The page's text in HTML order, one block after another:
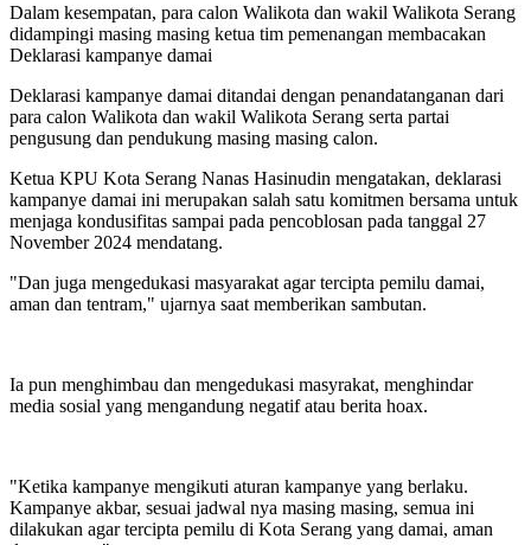
Dalam kesempatan, para calon Walikota dan wakil Walikota Serang
didampingi masing masing ketua tim pemenangan membacakan
Deklarasi kampanye damai
Deklarasi kampanye damai ditandai dengan penandatanganan dari
para calon Walikota dan wakil Walikota Serang serta partai
pengusung dan pendukung masing masing calon.
Ketua KPU Kota Serang Nanas Hasinudin mengatakan, deklarasi
kampanye damai ini merupakan salah satu komitmen bersama untuk
menjaga kondusifitas sampai pada pencoblosan pada tanggal 27
November 2024 mendatang.
"Dan juga mengedukasi masyarakat agar tercipta pemilu damai,
aman dan tentram," ujarnya saat memberikan sambutan.
Ia pun menghimbau dan mengedukasi masyrakat, menghindar
media sosial yang mengandung negatif atau berita hoax.
"Ketika kampanye mengikuti aturan kampanye yang berlaku.
Kampanye akbar, sesuai jadwal nya masing masing, semua ini
dilakukan agar tercipta pemilu di Kota Serang yang damai, aman